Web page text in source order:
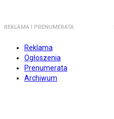
REKLAMA I PRENUMERATA
Reklama
Ogłoszenia
Prenumerata
Archiwum